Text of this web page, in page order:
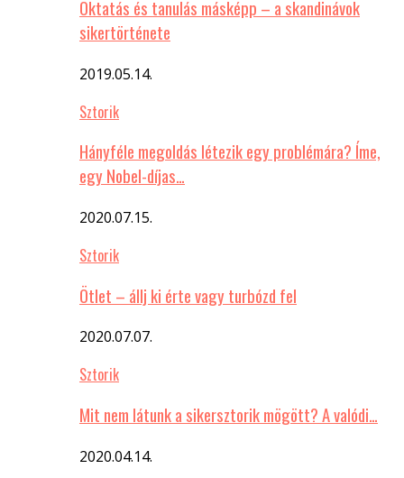
Oktatás és tanulás másképp – a skandinávok
sikertörténete
2019.05.14.
Sztorik
Hányféle megoldás létezik egy problémára? Íme,
egy Nobel-díjas…
2020.07.15.
Sztorik
Ötlet – állj ki érte vagy turbózd fel
2020.07.07.
Sztorik
Mit nem látunk a sikersztorik mögött? A valódi…
2020.04.14.